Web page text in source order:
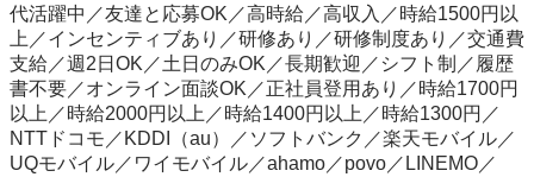
代活躍中／友達と応募OK／高時給／高収入／時給1500円以
上／インセンティブあり／研修あり／研修制度あり／交通費
支給／週2日OK／土日のみOK／長期歓迎／シフト制／履歴
書不要／オンライン面談OK／正社員登用あり／時給1700円
以上／時給2000円以上／時給1400円以上／時給1300円／
NTTドコモ／KDDI（au）／ソフトバンク／楽天モバイル／
UQモバイル／ワイモバイル／ahamo／povo／LINEMO／